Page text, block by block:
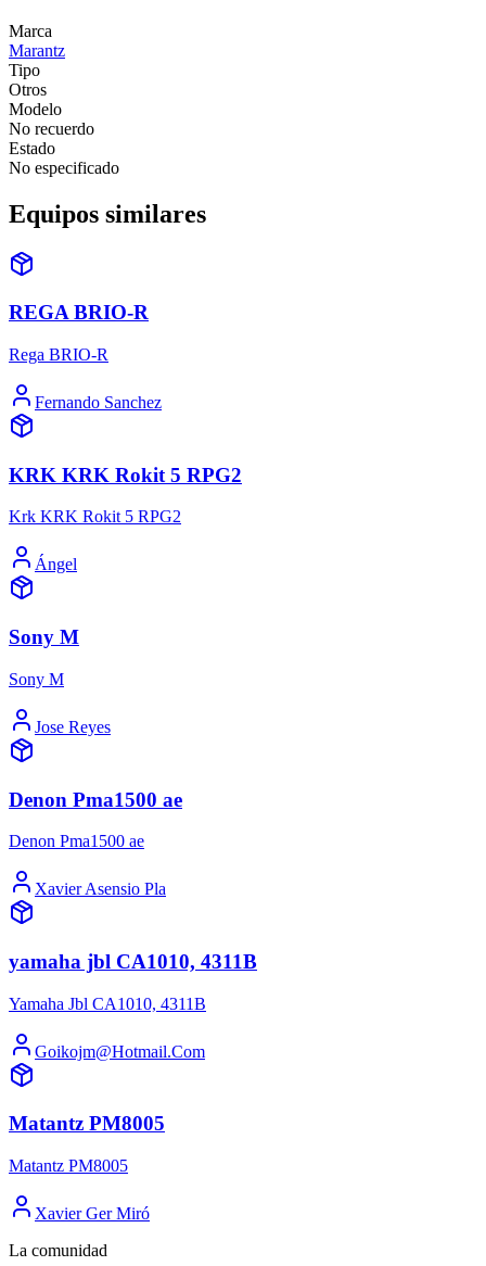
Marca
Marantz
Tipo
Otros
Modelo
No recuerdo
Estado
No especificado
Equipos similares
REGA BRIO-R
Rega BRIO-R
Fernando Sanchez
KRK KRK Rokit 5 RPG2
Krk KRK Rokit 5 RPG2
Ángel
Sony M
Sony M
Jose Reyes
Denon Pma1500 ae
Denon Pma1500 ae
Xavier Asensio Pla
yamaha jbl CA1010, 4311B
Yamaha Jbl CA1010, 4311B
Goikojm@Hotmail.Com
Matantz PM8005
Matantz PM8005
Xavier Ger Miró
La comunidad